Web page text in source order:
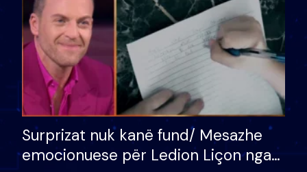
Surprizat nuk kanë fund/ Mesazhe
emocionuese për Ledion Liçon nga